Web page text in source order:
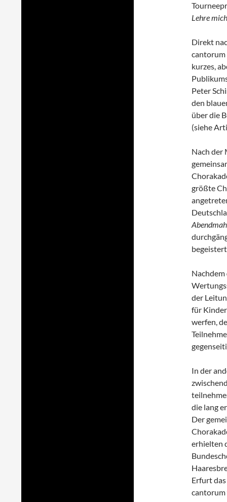
Lehre
Direkt
cantorum
kurzes,
Peter
den
über die
(siehe
Nach der
größte
Nachdem
der
für
werfen,
In der
die lang
Der
erhielten
Erfurt
cantorum